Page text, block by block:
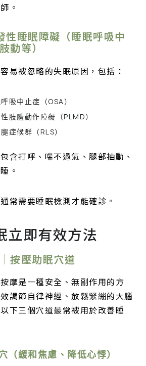
。
性睡眠障礙（睡眠呼吸中
動等）
易被忽略的失眠原因，包括：
吸中止症（OSA）
肢體動作障礙（PLMD）
症候群（RLS）
含打呼、喘不過氣、腿部抽動、
。
常需要睡眠檢測才能確診。
立即有效方法
按壓助眠穴道
摩是一種安全、無副作用的方
調節自律神經、放鬆緊繃的大腦
下三個穴道最常被用於改善睡
緩和焦慮、降低心悸）